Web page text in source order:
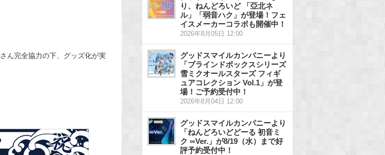
さん完全協力の下、グッズ化が実
り、ねんどろいど 「亞北ネ
ル」「弱音ハク」が登場！フェ
イスメーカーコラボも開催中！
2026年8月05日 12:00
グッドスマイルカンパニーより
「ブラインドボックスシリーズ
雪ミクオールスターズ フィギ
ュアコレクション Vol.1」が登
場！ご予約受付中！
2026年8月04日 12:00
グッドスマイルカンパニーより
「ねんどろいどどーる 初音ミ
ク ∞Ver.」が8/19（水）まで好
評予約受付中！